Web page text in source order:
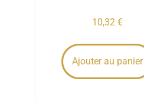
10,32€
Ajouter au panier